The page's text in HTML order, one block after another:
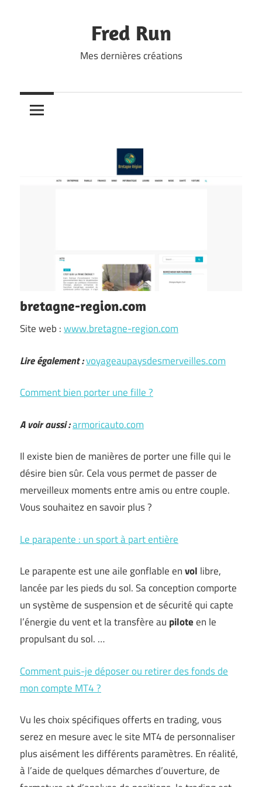
Fred Run
Mes dernières créations
bretagne-region.com
Site web :www.bretagne-region.com
Lire également :voyageaupaysdesmerveilles.com
Comment bien porter une fille ?
A voir aussi :armoricauto.com
Il existe bien de manières de porter une fille qui le
désire bien sûr. Cela vous permet de passer de
merveilleux moments entre amis ou entre couple.
Vous souhaitez en savoir plus ?
Le parapente : un sport à part entière
Le parapente est une aile gonflable envol libre,
lancée par les pieds du sol. Sa conception comporte
un système de suspension et de sécurité qui capte
l’énergie du vent et la transfère au piloteen le
propulsant du sol. …
Comment puis-je déposer ou retirer des fonds de
mon compte MT4 ?
Vu les choix spécifiques offerts en trading, vous
serez en mesure avec le site MT4 de personnaliser
plus aisément les différents paramètres. En réalité,
à l’aide de quelques démarches d’ouverture, de